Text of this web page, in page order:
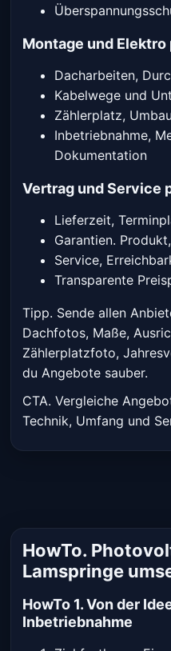
Montage und Elektro
Dacharbeiten,
Kabelwege und
Zählerplatz,
Inbetriebnahme,
Dokumentation
Vertrag und Service
Lieferzeit,
Garantien.
Service,
Transparente
Tipp. Sende allen
Dachfotos, Maße,
Zählerplatzfoto,
du Angebote sauber.
CTA. Vergleiche
Technik, Umfang und
HowTo.
Lamspringe
HowTo 1. Von der
Inbetriebnahme